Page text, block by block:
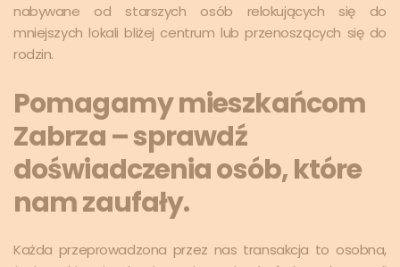
nabywane od starszych osób relokujących się do
mniejszych lokali bliżej centrum lub przenoszących się do
rodzin.
Pomagamy mieszkańcom
Zabrza – sprawdź
doświadczenia osób, które
nam zaufały.
Każda przeprowadzona przez nas transakcja to osobna,